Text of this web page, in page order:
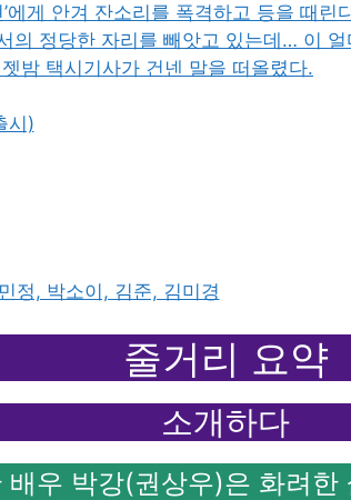
에게 안겨 잔소리를 폭격하고 등을 때린
의 정당한 자리를 빼앗고 있는데… 이
젯밤 택시기사가 건넨 말을 떠올렸다.
시)
정, 박소이, 김준, 김미경
줄거리 요약
소개하다
배우 박강(권상우)은 화려한